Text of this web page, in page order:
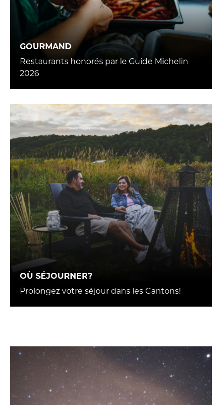
GOURMAND
Restaurants honorés par le Guide Michelin
2026
OÙ SÉJOURNER?
Prolongez votre séjour dans les Cantons!